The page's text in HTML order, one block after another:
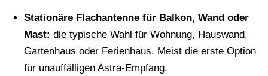
Stationäre Flachantenne für Balkon, Wand oder
Mast: die typische Wahl für Wohnung, Hauswand,
Gartenhaus oder Ferienhaus. Meist die erste Option
für unauffälligen Astra-Empfang.